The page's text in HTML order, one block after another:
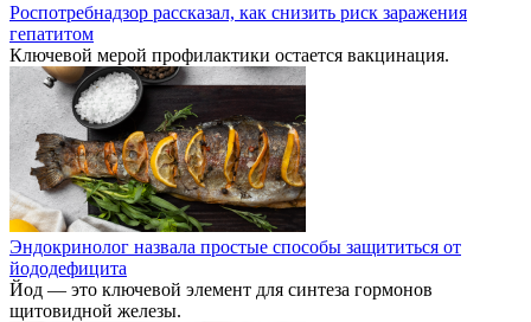
Роспотребнадзор рассказал, как снизить риск заражения
гепатитом
Ключевой мерой профилактики остается вакцинация.
Эндокринолог назвала простые способы защититься от
йододефицита
Йод — это ключевой элемент для синтеза гормонов
щитовидной железы.